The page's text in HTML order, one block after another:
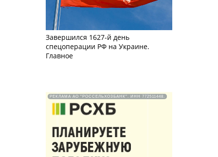
Завершился 1627-й день
спецоперации РФ на Украине.
Главное
РЕКЛАМА АО "РОССЕЛЬХОЗБАНК". ИНН 772511448.